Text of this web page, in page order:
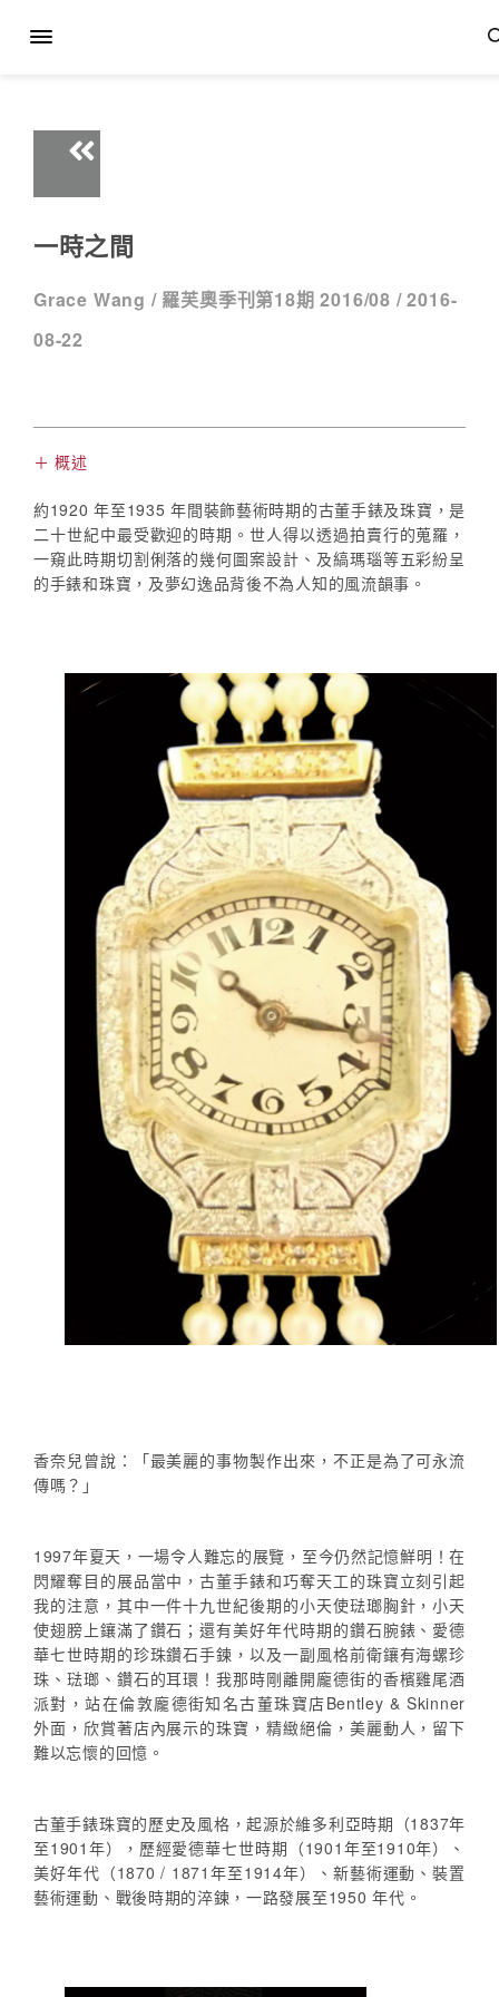
一時之間
Grace Wang / 羅芙奧季刊第18期 2016/08 /2016-
08-22
＋ 概述
約1920 年至1935 年間裝飾藝術時期的古董手錶及珠寶，是
二十世紀中最受歡迎的時期。世人得以透過拍賣行的蒐羅，
一窺此時期切割俐落的幾何圖案設計、及縞瑪瑙等五彩紛呈
的手錶和珠寶，及夢幻逸品背後不為人知的風流韻事。
香奈兒曾說：「最美麗的事物製作出來，不正是為了可永流
傳嗎？」
1997年夏天，一場令人難忘的展覽，至今仍然記憶鮮明！在
閃耀奪目的展品當中，古董手錶和巧奪天工的珠寶立刻引起
我的注意，其中一件十九世紀後期的小天使琺瑯胸針，小天
使翅膀上鑲滿了鑽石；還有美好年代時期的鑽石腕錶、愛德
華七世時期的珍珠鑽石手鍊，以及一副風格前衛鑲有海螺珍
珠、琺瑯、鑽石的耳環！我那時剛離開龐德街的香檳雞尾酒
派對，站在倫敦龐德街知名古董珠寶店Bentley & Skinner
外面，欣賞著店內展示的珠寶，精緻絕倫，美麗動人，留下
難以忘懷的回憶。
古董手錶珠寶的歷史及風格，起源於維多利亞時期（1837年
至1901年），歷經愛德華七世時期（1901年至1910年）、
美好年代（1870 / 1871年至1914年）、新藝術運動、裝置
藝術運動、戰後時期的淬鍊，一路發展至1950 年代。